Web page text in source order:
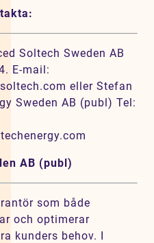
Soltech Sweden AB
E-mail:
eller Stefan
Sweden AB (publ) Tel:
AB (publ)
som både
och optimerar
kunders behov. I